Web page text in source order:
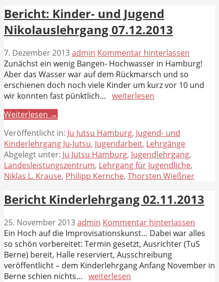
Bericht: Kinder- und Jugend
Nikolauslehrgang 07.12.2013
7. Dezember 2013admin Kommentar hinterlassen
Zunächst ein wenig Bangen- Hochwasser in Hamburg!
Aber das Wasser war auf dem Rückmarsch und so
erschienen doch noch viele Kinder um kurz vor 10 und
wir konnten fast pünktlich… weiterlesen
Weiterlesen →
Veröffentlicht in: Ju Jutsu Hamburg, Jugend- und
Kinderlehrgang Ju-Jutsu, Jugendarbeit, Lehrgänge
Abgelegt unter: Ju Jutsu Hamburg, Jugendlehrgang,
Landesleistungszentrum, Lehrgang für Jugendliche,
Niklas L. Krause, Philipp Kernche, Thorsten Wießner
Bericht Kinderlehrgang 02.11.2013
25. November 2013admin Kommentar hinterlassen
Ein Hoch auf die Improvisationskunst… Dabei war alles
so schön vorbereitet: Termin gesetzt, Ausrichter (TuS
Berne) bereit, Halle reserviert, Ausschreibung
veröffentlicht – dem Kinderlehrgang Anfang November in
Berne schien nichts… weiterlesen